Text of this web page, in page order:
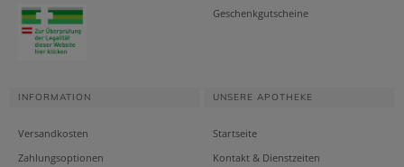
Geschenkgutscheine
INFORMATION
Versandkosten
Zahlungsoptionen
UNSERE APOTHEKE
Startseite
Kontakt & Dienstzeiten